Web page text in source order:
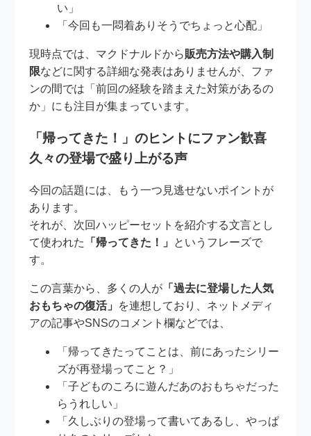
い」
「今回も一悶着ありそうでちょっと心配」
現時点では、マクドナルドから販売方法や購入制
限などに関する詳細な発表はありませんが、ファ
ンの間では「前回の経験を踏まえた対策があるの
か」にも注目が集まっています。
「帰ってきた！」のヒントにファン歓喜
久々の登場で盛り上がる声
今回の話題には、もう一つ見逃せないポイントが
あります。
それが、次回ハッピーセットを紹介する文言とし
て使われた
「帰ってきた！」 というフレーズで
す。
この言葉から、多くの人が 「過去に登場した人気
おもちゃの復活」 を連想しており、ネットメディ
アの記事やSNSのコメント欄などでは、
「帰ってきたってことは、前にあったシリー
ズが再登場ってこと？」
「子どものころに遊んだあのおもちゃだった
らうれしい」
「久しぶりの登場って書いてあるし、やっぱ